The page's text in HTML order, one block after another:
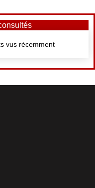
vus récemment